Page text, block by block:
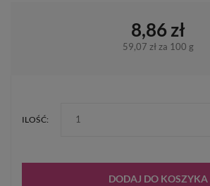
8,86 zł
59,07 złza 100 g
ILOŚĆ:
DODAJ DO KOSZYKA